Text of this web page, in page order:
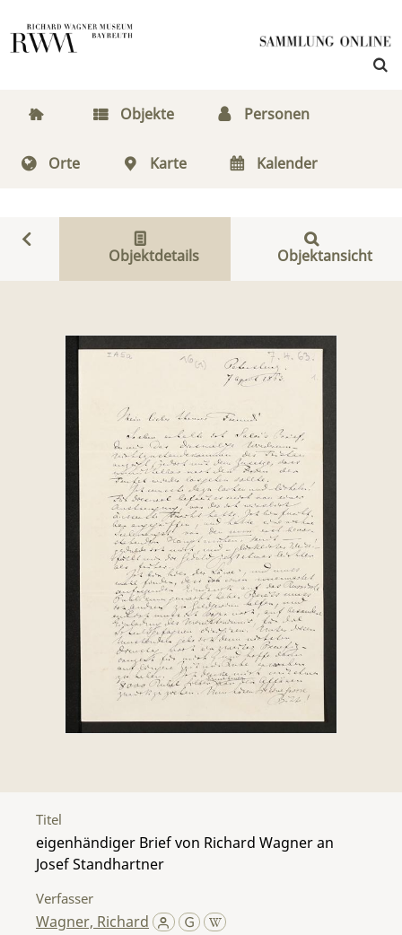
Objekte Personen
Orte Karte Kalender
Objektdetails Objektansicht
Titel
eigenhändiger Brief von Richard Wagner an
Josef Standhartner
Verfasser
Wagner, Richard